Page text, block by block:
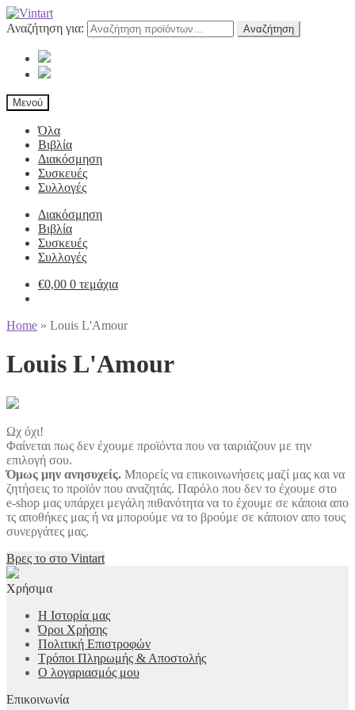
Αναζήτηση για: Αναζήτηση
Μενού
Όλα
Βιβλία
Διακόσμηση
Συσκευές
Συλλογές
Διακόσμηση
Βιβλία
Συσκευές
Συλλογές
€0,00 0 τεμάχια
Home » Louis L'Amour
Louis L'Amour
Ωχ όχι!
Φαίνεται πως δεν έχουμε προϊόντα που να ταιριάζουν με την
επιλογή σου.
Όμως μην ανησυχείς. Μπορείς να επικοινωνήσεις μαζί μας και να
ζητήσεις το προϊόν που αναζητάς. Παρόλο που δεν το έχουμε στο
e-shop μας υπάρχει μεγάλη πιθανότητα να το έχουμε σε κάποια απο
τς αποθήκες μας ή να μπορούμε να το βρούμε σε κάποιον απο τους
συνεργάτες μας.
Βρες το στο Vintart
Χρήσιμα
Η Ιστορία μας
Όροι Χρήσης
Πολιτική Επιστροφών
Τρόποι Πληρωμής & Αποστολής
Ο λογαριασμός μου
Επικοινωνία